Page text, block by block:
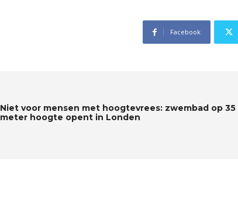
Facebook
Niet voor mensen met hoogtevrees: zwembad op 35
meter hoogte opent in Londen